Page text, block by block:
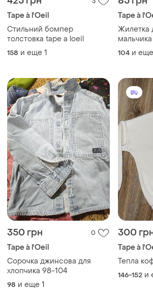
Tape à l'Oeil
Стильний бомпер
толстовка tape a loeil
158 и еще 1
Tape à
Жилетка
мальчика
104 и еще
350 грн 0
Tape à l'Oeil
Сорочка джинсова для
хлопчика 98-104
98 и еще 1
300
Tape à
Тепла
146-152 и